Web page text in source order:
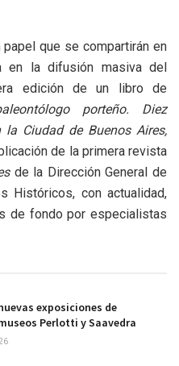
que se compartirán en
en la difusión masiva del
edición de un libro de
porteño. Diez
Ciudad de Buenos Aires,
de la primera revista
de la Dirección General de
Históricos, con actualidad,
de fondo por especialistas
exposiciones de
Perlotti y Saavedra